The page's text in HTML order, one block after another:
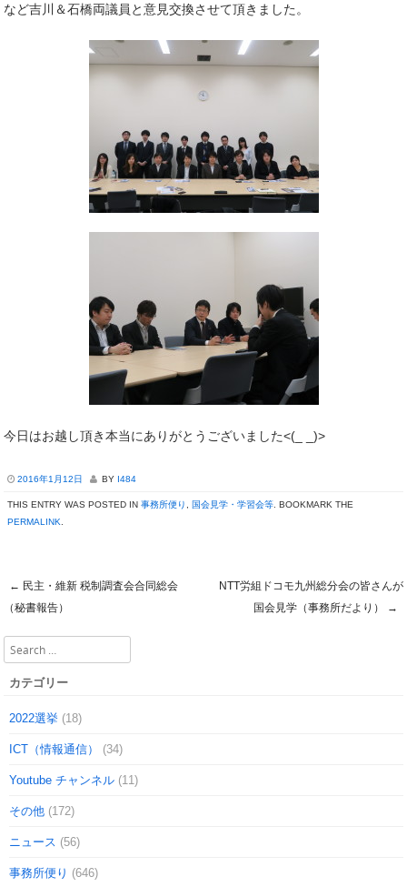
など吉川＆石橋両議員と意見交換させて頂きました。
今日はお越し頂き本当にありがとうございました<(_ _)>
2016年1月12日 BY I484
THIS ENTRY WAS POSTED IN 事務所便り 国会見学・学習会等 . BOOKMARK THE
PERMALINK
Post navigation
← 民主・維新 税制調査会合同総会
（秘書報告）
NTT労組ドコモ九州総分会の皆さんが
国会見学（事務所だより）
→
Search
カテゴリー
2022選挙 (18)
ICT（情報通信） (34)
Youtube チャンネル (11)
その他 (172)
ニュース (56)
事務所便り (646)